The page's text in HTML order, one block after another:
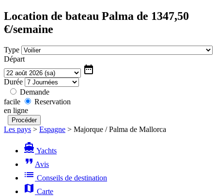
Location de bateau Palma de 1347,50
€/semaine
Type
Départ
date_range
Durée
Demande
facile
Reservation
en ligne
Les pays > Espagne > Majorque / Palma de Mallorca
directions_boat Yachts
format_quote Avis
list Conseils de destination
map Carte